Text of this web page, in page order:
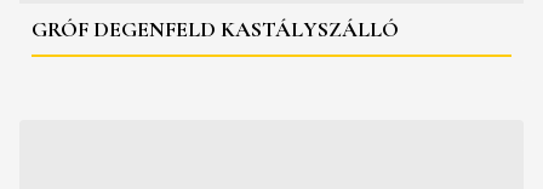
GRÓF DEGENFELD KASTÁLYSZÁLLÓ